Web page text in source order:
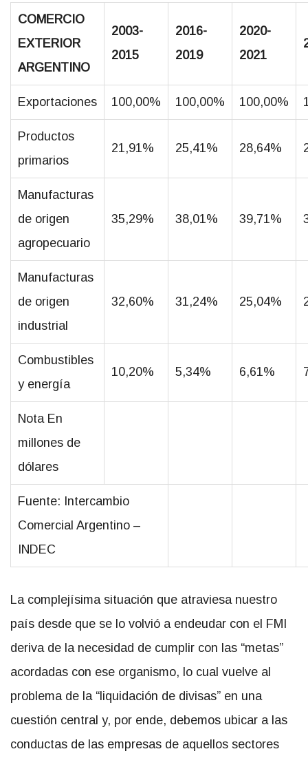
COMERCIO
EXTERIOR
ARGENTINO
2003-
2015
2016-
2019
2020-
2021
Exportaciones 100,00% 100,00% 100,00%
Productos
primarios
21,91% 25,41% 28,64%
Manufacturas
de origen
agropecuario
35,29% 38,01% 39,71%
Manufacturas
de origen
industrial
32,60% 31,24% 25,04%
Combustibles
y energía
10,20% 5,34% 6,61%
Nota En
millones de
dólares
Fuente: Intercambio
Comercial Argentino –
INDEC
La complejísima situación que atraviesa nuestro
país desde que se lo volvió a endeudar con el FMI
deriva de la necesidad de cumplir con las “metas”
acordadas con ese organismo, lo cual vuelve al
problema de la “liquidación de divisas” en una
cuestión central y, por ende, debemos ubicar a las
conductas de las empresas de aquellos sectores